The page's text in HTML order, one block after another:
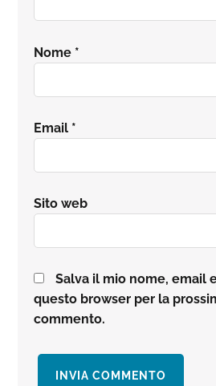
Nome *
Email *
Sito web
Salva il mio nome, email
questo browser per la
commento.